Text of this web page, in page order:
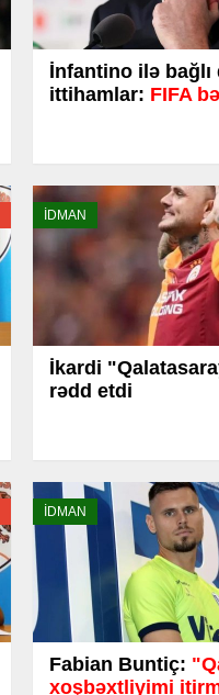
İnfantino ilə bağlı
ittihamlar: FIFA
İDMAN
İkardi
rədd etdi
İDMAN
Fabian Buntiç:
xoşbəxtliyimi